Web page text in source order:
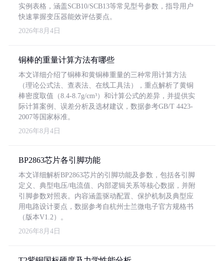
实例表格，涵盖SCB10/SCB13等常见型号参数，指导用户
快速掌握变压器能效评估要点。
2026年8月4日
铜棒的重量计算方法有哪些
本文详细介绍了铜棒和黄铜棒重量的三种常用计算方法
（理论公式法、查表法、在线工具法），重点解析了黄铜
棒密度取值（8.4-8.7g/cm³）和计算公式的差异，并提供实
际计算案例、误差分析及选材建议，数据参考GB/T 4423-
2007等国家标准。
2026年8月4日
BP2863芯片各引脚功能
本文详细解析BP2863芯片的引脚功能及参数，包括各引脚
定义、典型电压/电流值、内部逻辑关系等核心数据，并附
引脚参数对照表。内容涵盖驱动配置、保护机制及典型应
用电路设计要点，数据参考自杭州士兰微电子官方规格书
（版本V1.2）。
2026年8月4日